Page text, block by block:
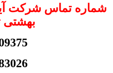
شماره تماس شرکت
بهشتی